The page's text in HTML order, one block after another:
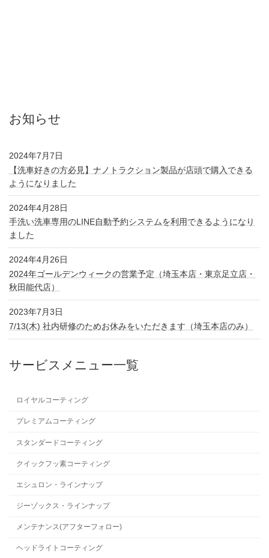
お知らせ
2024年7月7日
【洗車好きの方必見】ナノトラクション製品が店頭で購入できる
ようになりました
2024年4月28日
手洗い洗車専用のLINE自動予約システムを利用できるようになり
ました
2024年4月26日
2024年ゴールデンウィークの営業予定（埼玉本店・東京足立店・
秋田能代店）
2023年7月3日
7/13(木) 社内研修のためお休みをいただきます（埼玉本店のみ）
サービスメニュー一覧
ロイヤルコーティング
プレミアムコーティング
スタンダードコーティング
クイックフッ素コーティング
エシュロン・ラインナップ
ジーゾックス・ラインナップ
メンテナンス(アフターフォロー)
ヘッドライトコーティング